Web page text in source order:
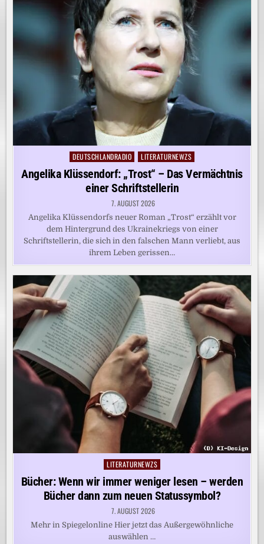
Posted
in
DEUTSCHLANDRADIO LITERATURNEWZS
Angelika Klüssendorf: „Trost“ – Das Vermächtnis
einer Schriftstellerin
7. AUGUST 2026
Angelika Klüssendorfs neuer Roman „Trost“ erzählt vor
dem Hintergrund des Ukrainekriegs von einer
Schriftstellerin, die sich in den falschen Mann verliebt, aus
ihrem Leben gerissen…
Posted
in
LITERATURNEWZS
Bücher: Wenn wir immer weniger lesen – werden
Bücher dann zum neuen Statussymbol?
7. AUGUST 2026
Mehr in Spiegelonline Hier jetzt das Außergewöhnliche
auswählen …